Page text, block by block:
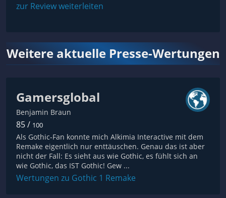
zur Review weiterleiten
Weitere aktuelle Presse-Wertungen
Gamersglobal
Benjamin Braun
85 / 100
Als Gothic-Fan konnte mich Alkimia Interactive mit dem
Remake eigentlich nur enttäuschen. Genau das ist aber
nicht der Fall: Es sieht aus wie Gothic, es fühlt sich an
wie Gothic, das IST Gothic! Gew ...
Wertungen zu Gothic 1 Remake